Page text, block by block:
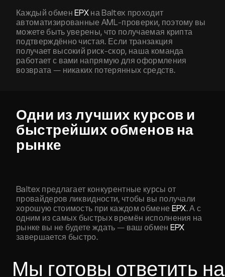
Каждый обменEPX на Baltex проходит
автоматизированные AML-проверки, поэтому вы
можете быть уверены, что получаемая крипта
подтверждённо чистая. Если транзакция
получает высокий риск-скор, наша команда
работает с вами напрямую для оформления
возврата — никаких потерянных средств.
Одни из лучших курсов и
быстрейших обменов на
рынке
Baltex предлагает конкурентные курсы от
провайдеров ликвидности, чтобы вы получали
хорошую стоимость при каждом обмене EPX. А с
одним из самых быстрых времён исполнения на
рынке вы не будете ждать — ваш обмен EPX
завершается быстро.
Мы готовы ответить на